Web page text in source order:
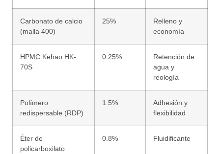
Carbonato de calcio
(malla 400)
25%
Relleno y
economía
HPMC Kehao HK-
70S
0.25%
Retención de
agua y
reología
Polímero
redispersable (RDP)
1.5%
Adhesión y
flexibilidad
Éter de
policarboxilato
0.8% Fluidificante